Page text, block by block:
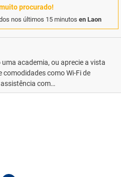
procurado!
nos últimos 15 minutos en Laon
academia, ou aprecie a vista
comodidades como Wi-Fi de
com
recebeu sua classificação
de Turismo da
presentes incluem